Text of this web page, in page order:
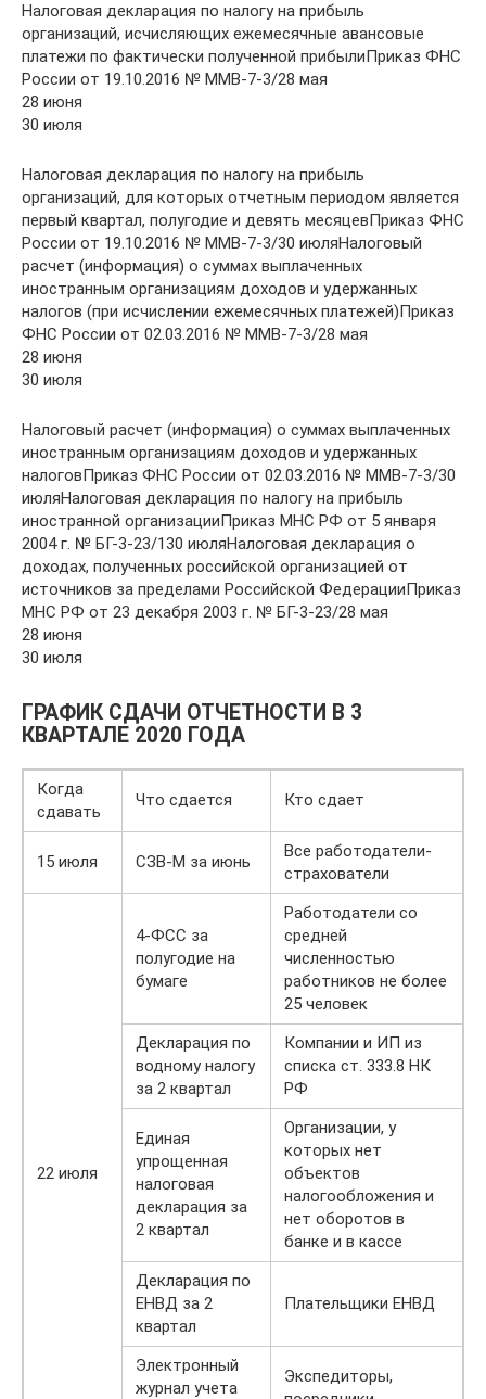
Налоговая декларация по налогу на прибыль
организаций, исчисляющих ежемесячные авансовые
платежи по фактически полученной прибылиПриказ ФНС
России от 19.10.2016 № ММВ-7-3/28 мая
28 июня
30 июля
Налоговая декларация по налогу на прибыль
организаций, для которых отчетным периодом является
первый квартал, полугодие и девять месяцевПриказ ФНС
России от 19.10.2016 № ММВ-7-3/30 июляНалоговый
расчет (информация) о суммах выплаченных
иностранным организациям доходов и удержанных
налогов (при исчислении ежемесячных платежей)Приказ
ФНС России от 02.03.2016 № ММВ-7-3/28 мая
28 июня
30 июля
Налоговый расчет (информация) о суммах выплаченных
иностранным организациям доходов и удержанных
налоговПриказ ФНС России от 02.03.2016 № ММВ-7-3/30
июляНалоговая декларация по налогу на прибыль
иностранной организацииПриказ МНС РФ от 5 января
2004 г. № БГ-3-23/130 июляНалоговая декларация о
доходах, полученных российской организацией от
источников за пределами Российской ФедерацииПриказ
МНС РФ от 23 декабря 2003 г. № БГ-3-23/28 мая
28 июня
30 июля
ГРАФИК СДАЧИ ОТЧЕТНОСТИ В 3
КВАРТАЛЕ 2020 ГОДА
Когда
сдавать
Что сдается Кто сдает
15 июля СЗВ-М за июнь
Все работодатели-
страхователи
22 июля
4-ФСС за
полугодие на
бумаге
Работодатели со
средней
численностью
работников не более
25 человек
Декларация по
водному налогу
за 2 квартал
Компании и ИП из
списка ст. 333.8 НК
РФ
Единая
упрощенная
налоговая
декларация за
2 квартал
Организации, у
которых нет
объектов
налогообложения и
нет оборотов в
банке и в кассе
Декларация по
ЕНВД за 2
квартал
Плательщики ЕНВД
Электронный
журнал учета
Экспедиторы,